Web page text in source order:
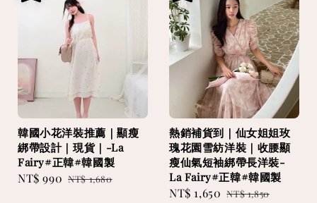
韓國小花洋裝推薦｜顯瘦
綁帶設計｜現貨｜-La
Fairy#正韓#韓國製
Sale
NT$ 990 Regular
NT$ 1,680
熱銷補貨到｜仙女姐姐玫
瑰花園雪紡洋裝｜收腰顯
瘦仙氣短袖綁帶長洋裝-
La Fairy#正韓#韓國製
Sale
NT$ 1,650 Regular
NT$ 1,850